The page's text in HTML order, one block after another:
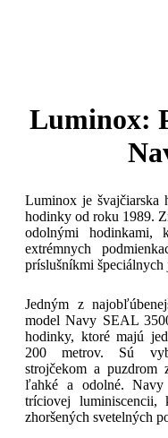
Luminox:
Luminox je švajčiarska
hodinky od roku 1989.
odolnými hodinkami,
extrémnych
príslušníkmi
Jedným z
model Navy SEAL
hodinky, ktoré majú
200 metrov. Sú
strojčekom a
ľahké a odolné.
tríciovej
zhoršených svetelných